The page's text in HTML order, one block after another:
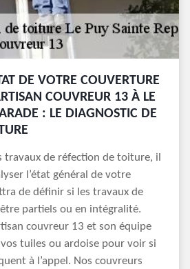
DE VOTRE COUVERTURE
COUVREUR 13 À LE
: LE DIAGNOSTIC DE
travaux de réfection de toiture, il
l’état général de votre
de définir si les travaux de
partiels ou en intégralité.
couvreur 13 et son équipe
tuiles ou ardoise pour voir si
à l’appel. Nos couvreurs